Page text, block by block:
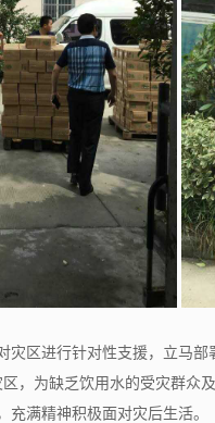
灾区进行针对性支援，立马
，为缺乏饮用水的受灾群
满精神积极面对灾后生活。